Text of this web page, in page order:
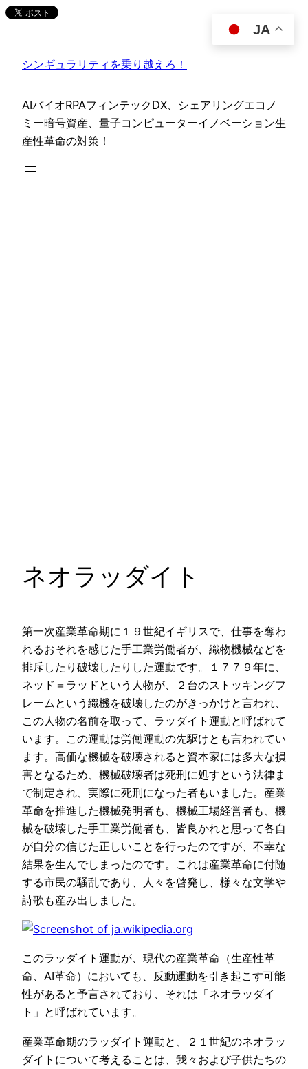
内
ス
ッ
プ
シンギュラリティを乗り越えろ！
AIバイオRPAフィンテックDX、シェアリングエコノ
ミー暗号資産、量子コンピューターイノベーション生
産性革命の対策！
ネオラッダイト
第一次産業革命期に１９世紀イギリスで、仕事を奪わ
れるおそれを感じた手工業労働者が、織物機械などを
排斥したり破壊したりした運動です。１７７９年に、
ネッド＝ラッドという人物が、２台のストッキングフ
レームという織機を破壊したのがきっかけと言われ、
この人物の名前を取って、ラッダイト運動と呼ばれて
います。この運動は労働運動の先駆けとも言われてい
ます。高価な機械を破壊されると資本家には多大な損
害となるため、機械破壊者は死刑に処すという法律ま
で制定され、実際に死刑になった者もいました。産業
革命を推進した機械発明者も、機械工場経営者も、機
械を破壊した手工業労働者も、皆良かれと思って各自
が自分の信じた正しいことを行ったのですが、不幸な
結果を生んでしまったのです。これは産業革命に付随
する市民の騒乱であり、人々を啓発し、様々な文学や
詩歌も産み出しました。
このラッダイト運動が、現代の産業革命（生産性革
命、AI革命）においても、反動運動を引き起こす可能
性があると予言されており、それは「ネオラッダイ
ト」と呼ばれています。
産業革命期のラッダイト運動と、２１世紀のネオラッ
ダイトについて考えることは、我々および子供たちの
JA